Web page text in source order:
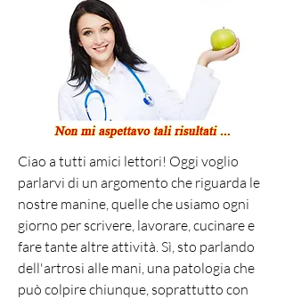
Ciao a tutti amici lettori! Oggi voglio
parlarvi di un argomento che riguarda le
nostre manine, quelle che usiamo ogni
giorno per scrivere, lavorare, cucinare e
fare tante altre attività. Sì, sto parlando
dell'artrosi alle mani, una patologia che
può colpire chiunque, soprattutto con